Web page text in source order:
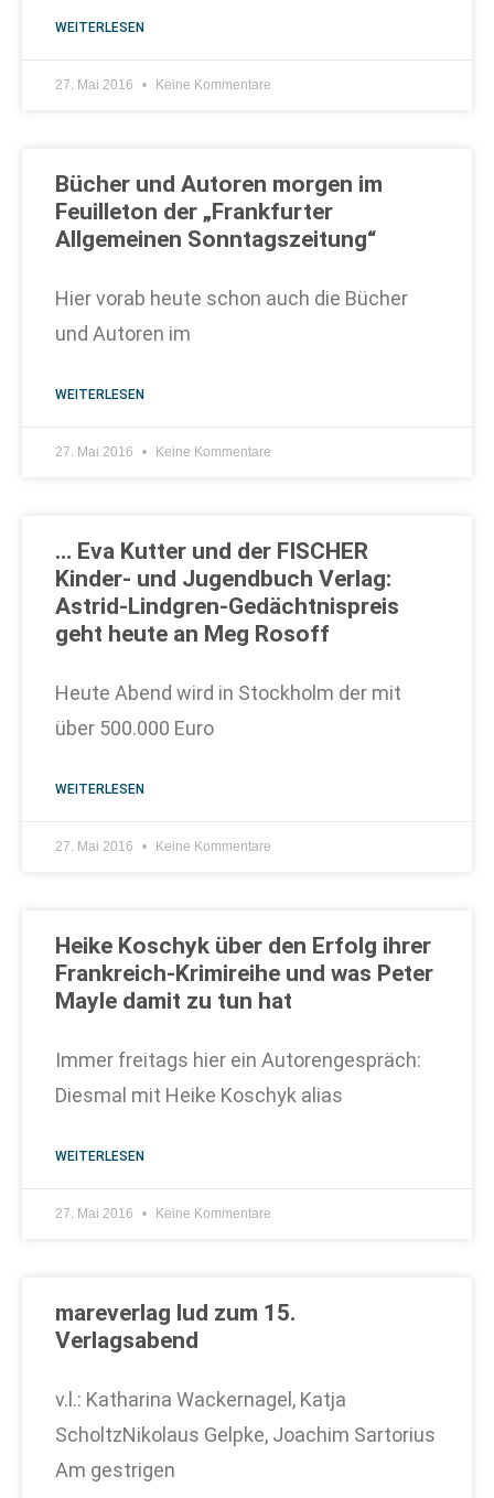
WEITERLESEN
27. Mai 2016 Keine Kommentare
Bücher und Autoren morgen im
Feuilleton der „Frankfurter
Allgemeinen Sonntagszeitung“
Hier vorab heute schon auch die Bücher
und Autoren im
WEITERLESEN
27. Mai 2016 Keine Kommentare
… Eva Kutter und der FISCHER
Kinder- und Jugendbuch Verlag:
Astrid-Lindgren-Gedächtnispreis
geht heute an Meg Rosoff
Heute Abend wird in Stockholm der mit
über 500.000 Euro
WEITERLESEN
27. Mai 2016 Keine Kommentare
Heike Koschyk über den Erfolg ihrer
Frankreich-Krimireihe und was Peter
Mayle damit zu tun hat
Immer freitags hier ein Autorengespräch:
Diesmal mit Heike Koschyk alias
WEITERLESEN
27. Mai 2016 Keine Kommentare
mareverlag lud zum 15.
Verlagsabend
v.l.: Katharina Wackernagel, Katja
ScholtzNikolaus Gelpke, Joachim Sartorius
Am gestrigen